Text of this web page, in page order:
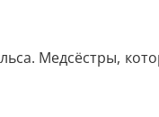
Медсёстры,